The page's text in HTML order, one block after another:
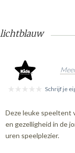
Schrijf je
Deze leuke speeltent
en gezelligheid in de
uren speelplezier.